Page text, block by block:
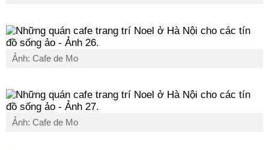
Ảnh: Cafe de Mo
Ảnh: Cafe de Mo